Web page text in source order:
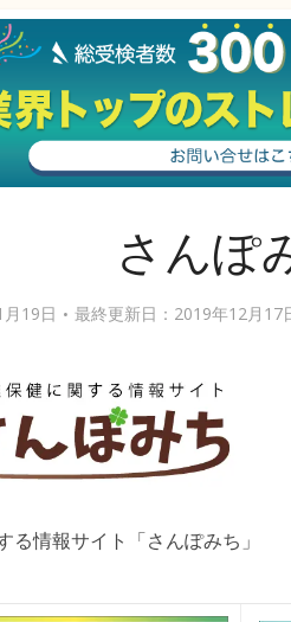
さんぽ
19日 最終更新日：2019年12月17
る情報サイト「さんぽみち」